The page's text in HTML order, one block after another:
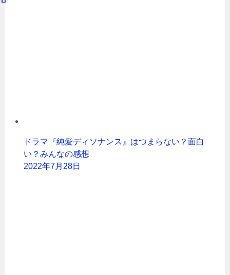
ドラマ『純愛ディソナンス』はつまらない？面白
い？みんなの感想
2022年7月28日